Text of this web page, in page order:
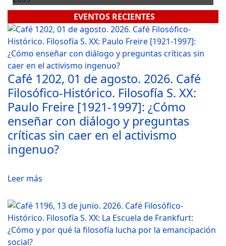
EVENTOS RECIENTES
Café 1202, 01 de agosto. 2026. Café
Filosófico-Histórico. Filosofía S. XX:
Paulo Freire [1921-1997]: ¿Cómo
enseñar con diálogo y preguntas
críticas sin caer en el activismo
ingenuo?
Leer más